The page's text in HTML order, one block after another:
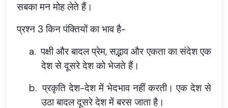
सबका मन मोह लेते हैं।
प्रश्न 3 किन पंक्तियों का भाव है-
a. पक्षी और बादल प्रेम, सद्भाव और एकता का संदेश एक
देश से दूसरे देश को भेजते हैं।
b. प्रकृति देश-देश में भेदभाव नहीं करती। एक देश से
उठा बादल दूसरे देश में बरस जाता है।